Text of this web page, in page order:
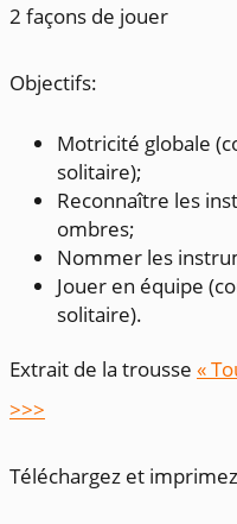
2 façons de jouer
Objectifs:
Motricité globale
solitaire);
Reconnaître les
ombres;
Nommer les
Jouer en équipe
solitaire).
Extrait de la trousse «
>>>
Téléchargez et